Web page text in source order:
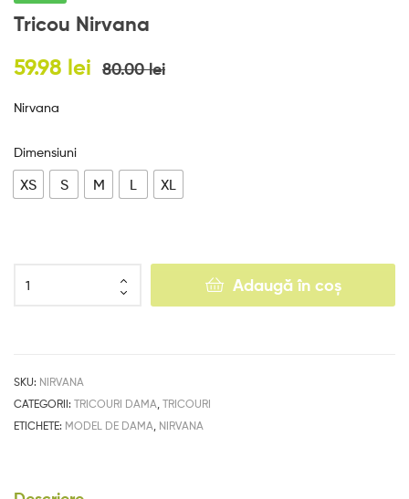
Tricou Nirvana
80.00lei
59.98 lei
Nirvana
Dimensiuni
XS S M L XL
Adaugă în coș
SKU: NIRVANA
CATEGORII: TRICOURI DAMA, TRICOURI
ETICHETE: MODEL DE DAMA, NIRVANA